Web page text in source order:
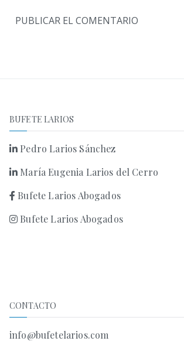
BUFETE LARIOS
Pedro Larios Sánchez
María Eugenia Larios del Cerro
Bufete Larios Abogados
Bufete Larios Abogados
CONTACTO
info@bufetelarios.com